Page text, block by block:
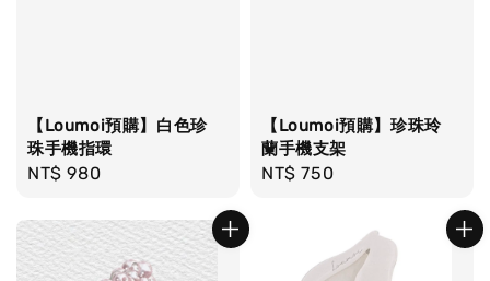
【Loumoi預購】白色珍
珠手機指環
Regular
NT$ 980
【Loumoi預購】珍珠玲
蘭手機支架
Regular
NT$ 750